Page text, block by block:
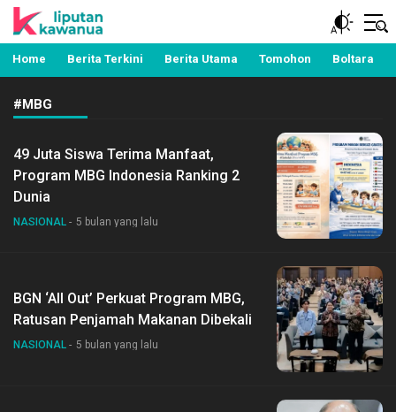
Liputan Kawanua
Berita Manado, Sulawesi Utara, Kawanua, Politik,
Pemerintahan, Hukum Kriminal dan Nasional
Home Berita Terkini Berita Utama Tomohon Boltara
#MBG
49 Juta Siswa Terima Manfaat,
Program MBG Indonesia Ranking 2
Dunia
NASIONAL 5 bulan yang lalu
BGN ‘All Out’ Perkuat Program MBG,
Ratusan Penjamah Makanan Dibekali
NASIONAL 5 bulan yang lalu